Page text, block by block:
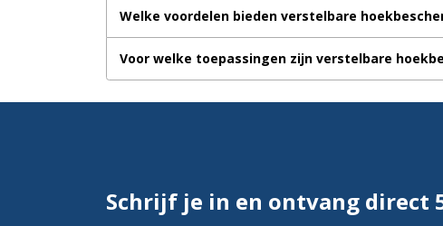
Welke voordelen bieden verstelbare
Voor welke toepassingen zijn verstelbare
Schrijf je in en ontvang direct